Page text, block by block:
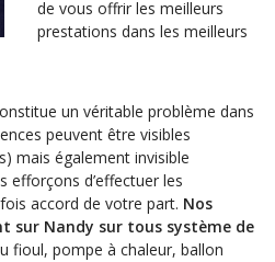
de vous offrir les meilleurs
prestations dans les meilleurs
un véritable problème dans
peuvent être visibles
mais également invisible
efforçons d’effectuer les
accord de votre part. Nos
sur Nandy sur tous système de
fioul, pompe à chaleur, ballon